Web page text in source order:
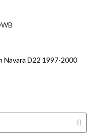
Navara D22 1997-2000